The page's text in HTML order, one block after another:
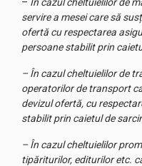
servire a mesei care să
ofertă cu respectarea
persoane stabilit prin
– În cazul cheltuielilor de
operatorilor de transport
devizul ofertă, cu
stabilit prin caietul de
– În cazul cheltuielilor
tipăriturilor, editurilor etc.